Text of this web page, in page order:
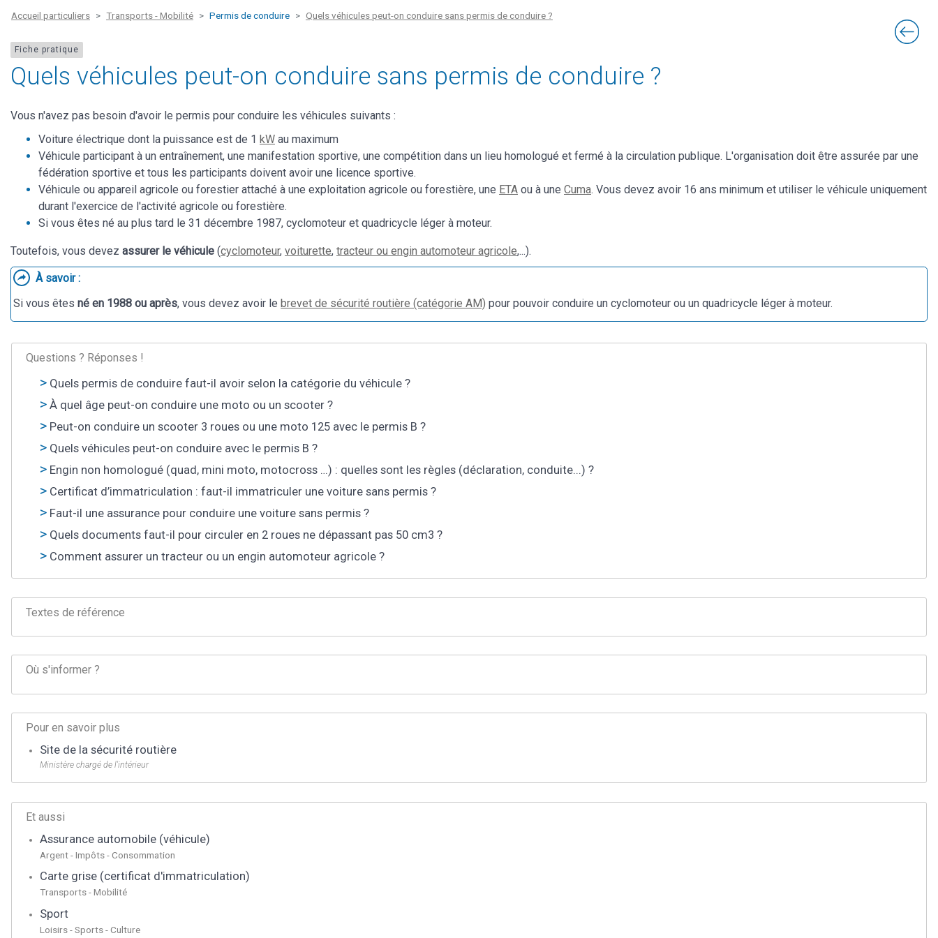
Accueil particuliers Transports - Mobilité Permis de conduire Quels véhicules peut-on conduire sans permis de conduire ?
Fiche pratique
Quels véhicules peut-on conduire sans permis de conduire ?
Vous n'avez pas besoin d'avoir le permis pour conduire les véhicules suivants :
Voiture électrique dont la puissance est de 1 kW au maximum
Véhicule participant à un entraînement, une manifestation sportive, une compétition dans un lieu homologué et fermé à la circulation publique. L'organisation doit être assurée par une
fédération sportive et tous les participants doivent avoir une licence sportive.
Véhicule ou appareil agricole ou forestier attaché à une exploitation agricole ou forestière, une ETA ou à une Cuma. Vous devez avoir 16 ans minimum et utiliser le véhicule uniquement
durant l'exercice de l'activité agricole ou forestière.
Si vous êtes né au plus tard le 31 décembre 1987, cyclomoteur et quadricycle léger à moteur.
Toutefois, vous devez assurer le véhicule (cyclomoteur, voiturette, tracteur ou engin automoteur agricole,...).
À savoir :
Si vous êtesné en 1988 ou après, vous devez avoir le brevet de sécurité routière (catégorie AM) pour pouvoir conduire un cyclomoteur ou un quadricycle léger à moteur.
Questions ? Réponses !
Quels permis de conduire faut-il avoir selon la catégorie du véhicule ?
À quel âge peut-on conduire une moto ou un scooter ?
Peut-on conduire un scooter 3 roues ou une moto 125 avec le permis B ?
Quels véhicules peut-on conduire avec le permis B ?
Engin non homologué (quad, mini moto, motocross …) : quelles sont les règles (déclaration, conduite...) ?
Certificat d’immatriculation : faut-il immatriculer une voiture sans permis ?
Faut-il une assurance pour conduire une voiture sans permis ?
Quels documents faut-il pour circuler en 2 roues ne dépassant pas 50 cm3 ?
Comment assurer un tracteur ou un engin automoteur agricole ?
Textes de référence
Où s'informer ?
Pour en savoir plus
Site de la sécurité routière
Ministère chargé de l'intérieur
Et aussi
Assurance automobile (véhicule)
Argent - Impôts - Consommation
Carte grise (certificat d'immatriculation)
Transports - Mobilité
Sport
Loisirs - Sports - Culture